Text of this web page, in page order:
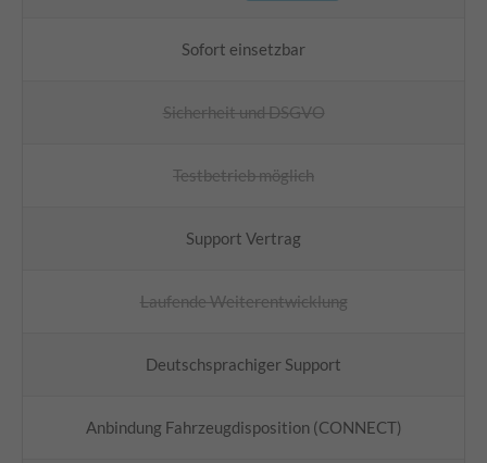
Sofort einsetzbar
Sicherheit und DSGVO
Testbetrieb möglich
Support Vertrag
Laufende Weiterentwicklung
Deutschsprachiger Support
Anbindung Fahrzeugdisposition (CONNECT)